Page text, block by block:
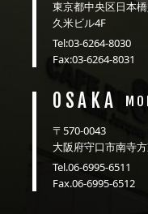
東京都中央区日本
久米ビル4F
Tel:03-6264-8030
Fax:03-6264-8031
OSAKA
〒570-0043
大阪府守口市南寺
Tel.06-6995-6511
Fax.06-6995-6512